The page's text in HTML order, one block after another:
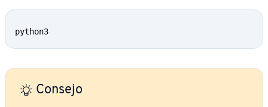
python3
Consejo